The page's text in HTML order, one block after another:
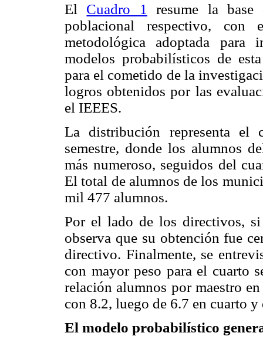
El Cuadro 1
resume la
poblacional respectivo,
metodológica adoptada
modelos probabilísticos de
para el cometido de la
logros obtenidos por las
el IEEES.
La distribución representa el
semestre, donde los alumnos
más numeroso, seguidos del
El total de alumnos de los
mil 477 alumnos.
Por el lado de los directivos,
observa que su obtención fue
directivo. Finalmente, se
con mayor peso para el cuarto
relación alumnos por maestro
con 8.2, luego de 6.7 en cuarto y
El modelo probabilístico